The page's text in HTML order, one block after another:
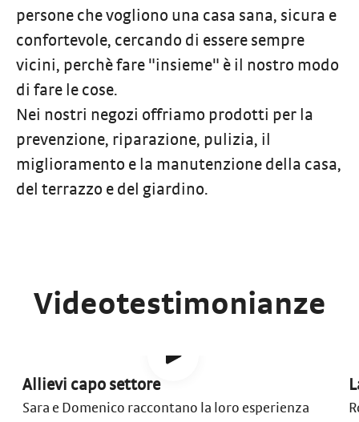
persone che vogliono una casa sana, sicura e
confortevole, cercando di essere sempre
vicini, perchè fare "insieme" è il nostro modo
di fare le cose.
Nei nostri negozi offriamo prodotti per la
prevenzione, riparazione, pulizia, il
miglioramento e la manutenzione della casa,
del terrazzo e del giardino.
Videotestimonianze
Allievi capo settore
Sara e Domenico raccontano la loro esperienza